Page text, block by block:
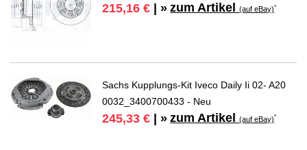
215,16 € | » zum Artikel(auf eBay)*
Sachs Kupplungs-Kit Iveco Daily Ii 02- A20
0032_3400700433 - Neu
245,33 € | » zum Artikel(auf eBay)*